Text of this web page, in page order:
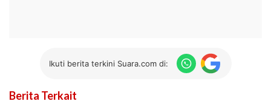
Ikuti berita terkini Suara.com di:
Berita Terkait